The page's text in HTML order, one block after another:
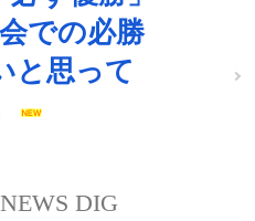
での必勝
と思って
DIG